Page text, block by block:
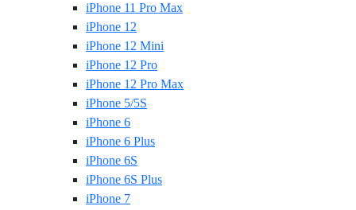
iPhone 11 Pro Max
iPhone 12
iPhone 12 Mini
iPhone 12 Pro
iPhone 12 Pro Max
iPhone 5/5S
iPhone 6
iPhone 6 Plus
iPhone 6S
iPhone 6S Plus
iPhone 7